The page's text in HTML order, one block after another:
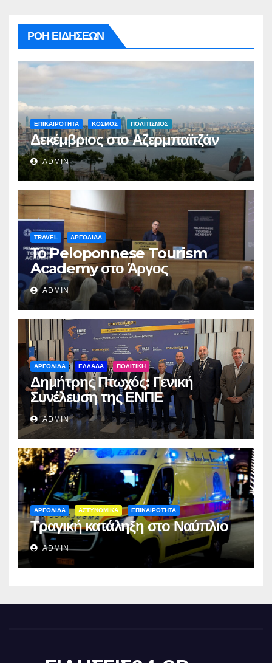
ΡΟΗ ΕΙΔΗΣΕΩΝ
ΕΠΙΚΑΙΡΟΤΗΤΑ ΚΟΣΜΟΣ ΠΟΛΙΤΙΣΜΟΣ
Δεκέμβριος στο Αζερμπαϊτζάν
ADMIN
TRAVEL ΑΡΓΟΛΙΔΑ
Το Peloponnese Tourism
Academy στο Άργος
ADMIN
ΑΡΓΟΛΙΔΑ ΕΛΛΑΔΑ ΠΟΛΙΤΙΚΗ
Δημήτρης Πτωχός: Γενική
Συνέλευση της ΕΝΠΕ
ADMIN
ΑΡΓΟΛΙΔΑ ΑΣΤΥΝΟΜΙΚΑ ΕΠΙΚΑΙΡΟΤΗΤΑ
Τραγική κατάληξη στο Ναύπλιο
ADMIN